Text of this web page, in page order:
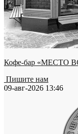
Кофе-бар «МЕСТО
Пишите нам
09-авг-2026 13:46